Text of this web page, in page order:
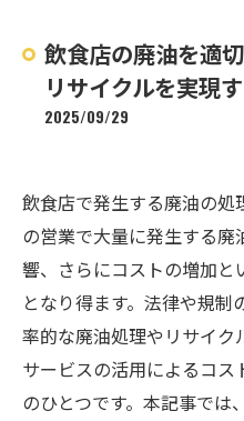
飲食店の廃油を適
リサイクルを実現
2025/09/29
飲食店で発生する廃油の処
の営業で大量に発生する
響、さらにコストの増加
となり得ます。法律や規
率的な廃油処理やリサイ
サービスの活用によるコ
のひとつです。本記事では